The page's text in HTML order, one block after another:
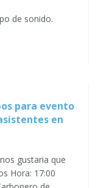
de sonido.
para evento
en
gustaria que
Hora: 17:00